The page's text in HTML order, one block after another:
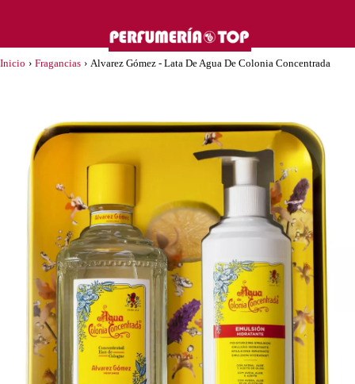
Inicio › Fragancias › Alvarez Gómez - Lata De Agua De Colonia Concentrada